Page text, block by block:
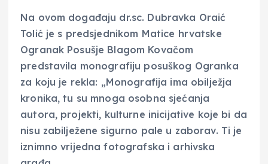
Na ovom događaju dr.sc. Dubravka Oraić
Tolić je s predsjednikom Matice hrvatske
Ogranak Posušje Blagom Kovačom
predstavila monografiju posuškog Ogranka
za koju je rekla: „Monografija ima obilježja
kronika, tu su mnoga osobna sjećanja
autora, projekti, kulturne inicijative koje bi da
nisu zabilježene sigurno pale u zaborav. Ti je
iznimno vrijedna fotografska i arhivska